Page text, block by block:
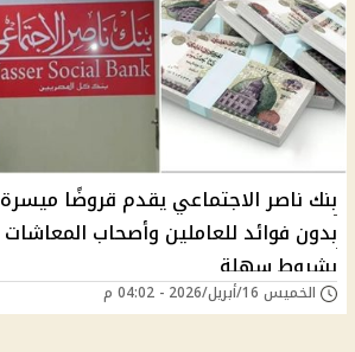
بنك ناصر الاجتماعي يقدم قروضًا ميسرة
بدون فوائد للعاملين وأصحاب المعاشات
بشروط سهلة
الخميس 16/أبريل/2026 - 04:02 م